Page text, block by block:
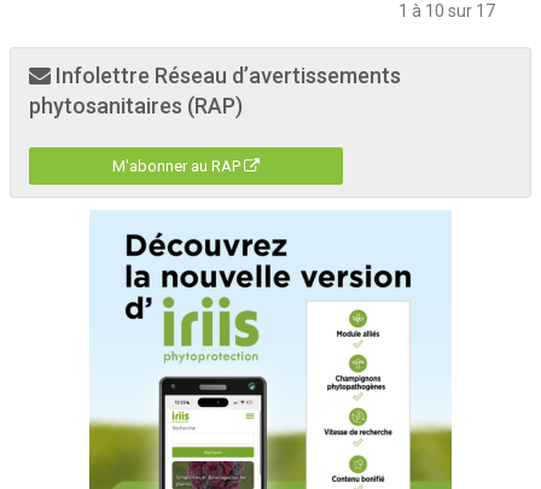
1 à 10 sur 17
Infolettre Réseau d’avertissements
phytosanitaires (RAP)
M'abonner au RAP